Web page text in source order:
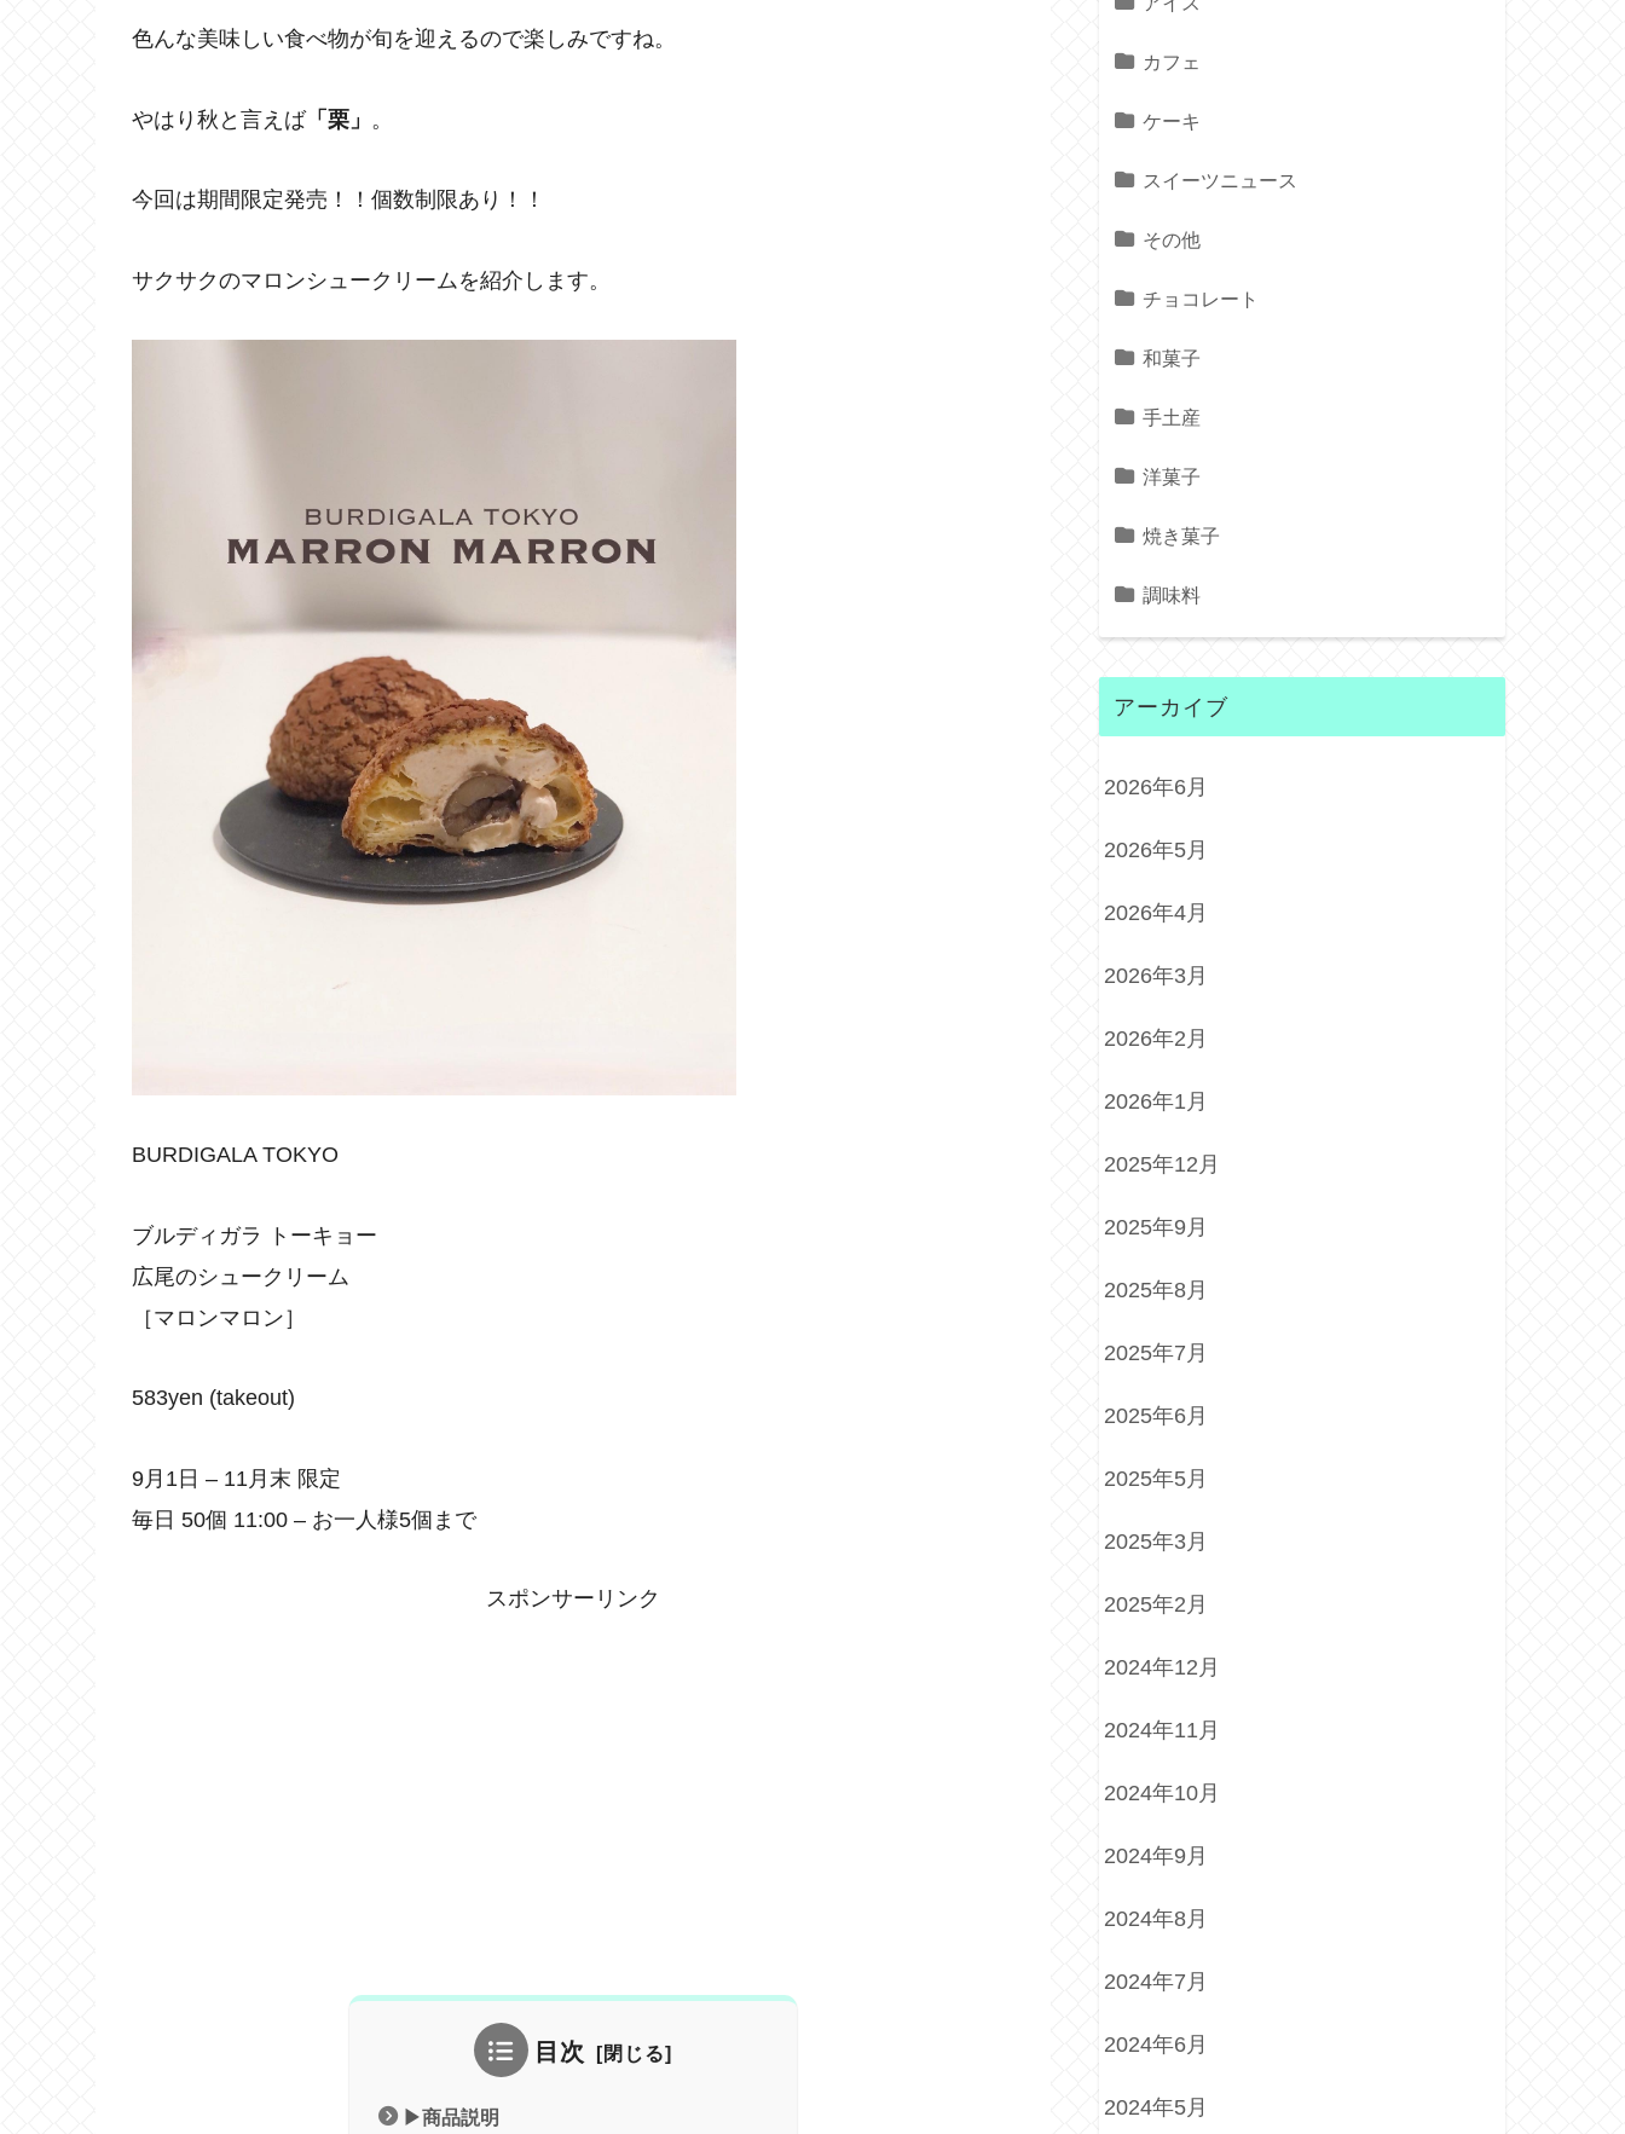
色んな美味しい食べ物が旬を迎えるので楽しみですね。
やはり秋と言えば「栗」 。
今回は期間限定発売！！個数制限あり！！
サクサクのマロンシュークリームを紹介します。
BURDIGALA TOKYO
ブルディガラ トーキョー
広尾のシュークリーム
［マロンマロン］
583yen (takeout)
9月1日 – 11月末 限定
毎日 50個 11:00 – お一人様5個まで
スポンサーリンク
目次
▶︎商品説明
カフェ
ケーキ
スイーツニュース
その他
チョコレート
和菓子
手土産
洋菓子
焼き菓子
調味料
アーカイブ
2026年6月
2026年5月
2026年4月
2026年3月
2026年2月
2026年1月
2025年12月
2025年9月
2025年8月
2025年7月
2025年6月
2025年5月
2025年3月
2025年2月
2024年12月
2024年11月
2024年10月
2024年9月
2024年8月
2024年7月
2024年6月
2024年5月